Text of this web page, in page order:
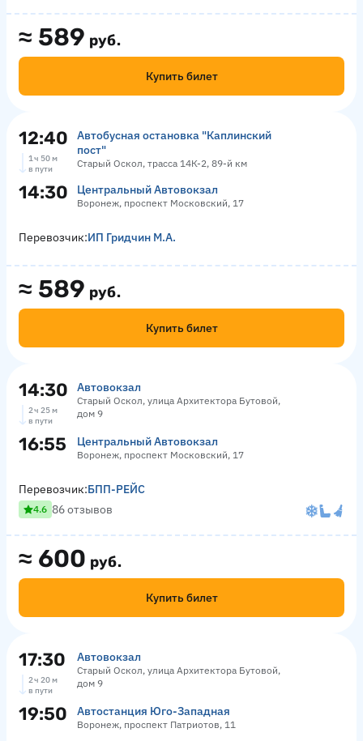
≈ 589 руб.
Купить билет
12:40
Автобусная остановка "Каплинский
пост"
Старый Оскол, трасса 14К-2, 89-й км
1 ч 50 м
в пути
14:30 Центральный Автовокзал
Воронеж, проспект Московский, 17
≈ 589 руб.
Купить билет
Перевозчик:ИП Гридчин М.А.
14:30 Автовокзал
Старый Оскол, улица Архитектора Бутовой,
дом 9
2 ч 25 м
в пути
16:55 Центральный Автовокзал
Воронеж, проспект Московский, 17
≈ 600 руб.
Купить билет
Перевозчик:БПП-РЕЙС
4.6 86 отзывов
17:30 Автовокзал
Старый Оскол, улица Архитектора Бутовой,
дом 9
2 ч 20 м
в пути
19:50 Автостанция Юго-Западная
Воронеж, проспект Патриотов, 11